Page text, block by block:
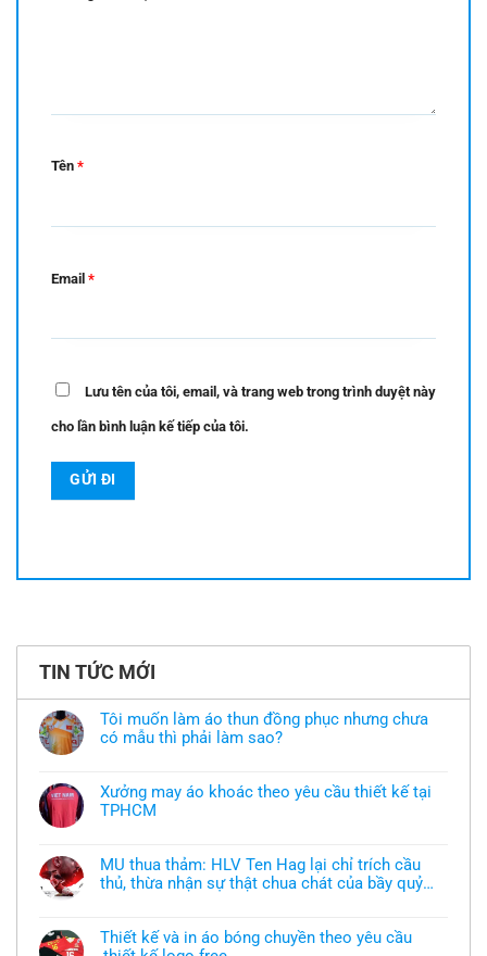
Tên *
Email *
Lưu tên của tôi, email, và trang web trong trình duyệt này
cho lần bình luận kế tiếp của tôi.
TIN TỨC MỚI
Tôi muốn làm áo thun đồng phục nhưng chưa
có mẫu thì phải làm sao?
bình
luận
ở
áo
thun
đồng
chưa
có
mẫu
Xưởng may áo khoác theo yêu cầu thiết kế tại
TPHCM
bình
luận
ở
Xưởng
khoác
theo
MU thua thảm: HLV Ten Hag lại chỉ trích cầu
thủ, thừa nhận sự thật chua chát của bầy quỷ
bình
luận
Thiết kế và in áo bóng chuyền theo yêu cầu